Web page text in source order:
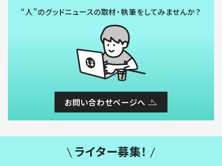
“人”のグッドニュースの取材・執筆をしてみませんか？
お問い合わせページへ
ライター募集！